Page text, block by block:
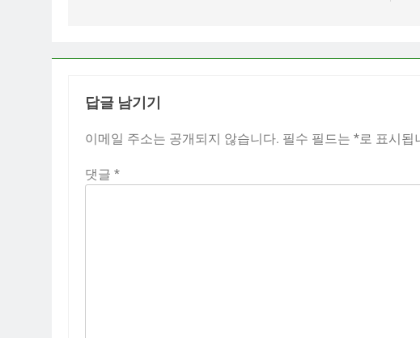
답글 남기기
이메일 주소는 공개되지 않습니다. 필수 필드는 *로 표시됩
댓글 *